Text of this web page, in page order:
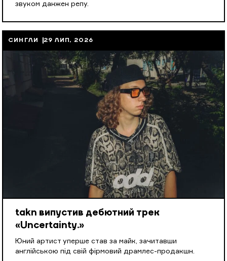
звуком данжен репу.
СИНГЛИ 29 ЛИП, 2026
takn випустив дебютний трек
«Uncertainty.»
Юний артист уперше став за майк, зачитавши
англійською під свій фірмовий драмлес-продакшн.